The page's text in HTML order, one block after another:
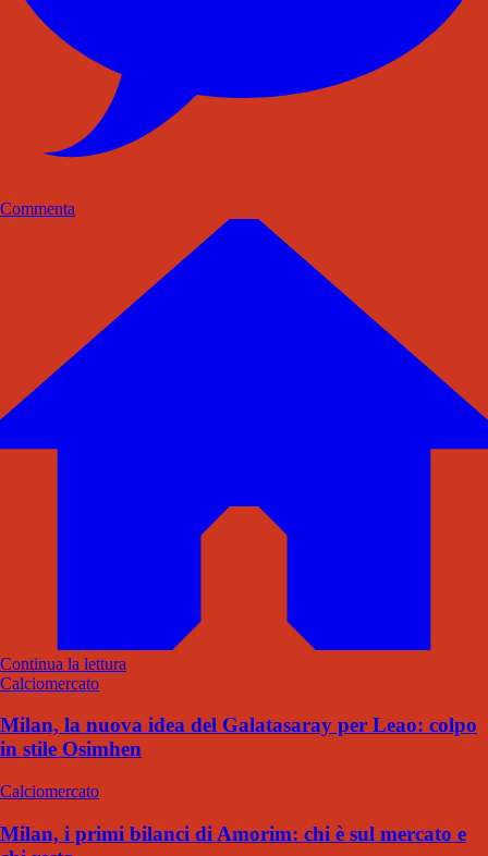
Commenta
Continua la lettura
Calciomercato
Milan, la nuova idea del Galatasaray per Leao: colpo
in stile Osimhen
Calciomercato
Milan, i primi bilanci di Amorim: chi è sul mercato e